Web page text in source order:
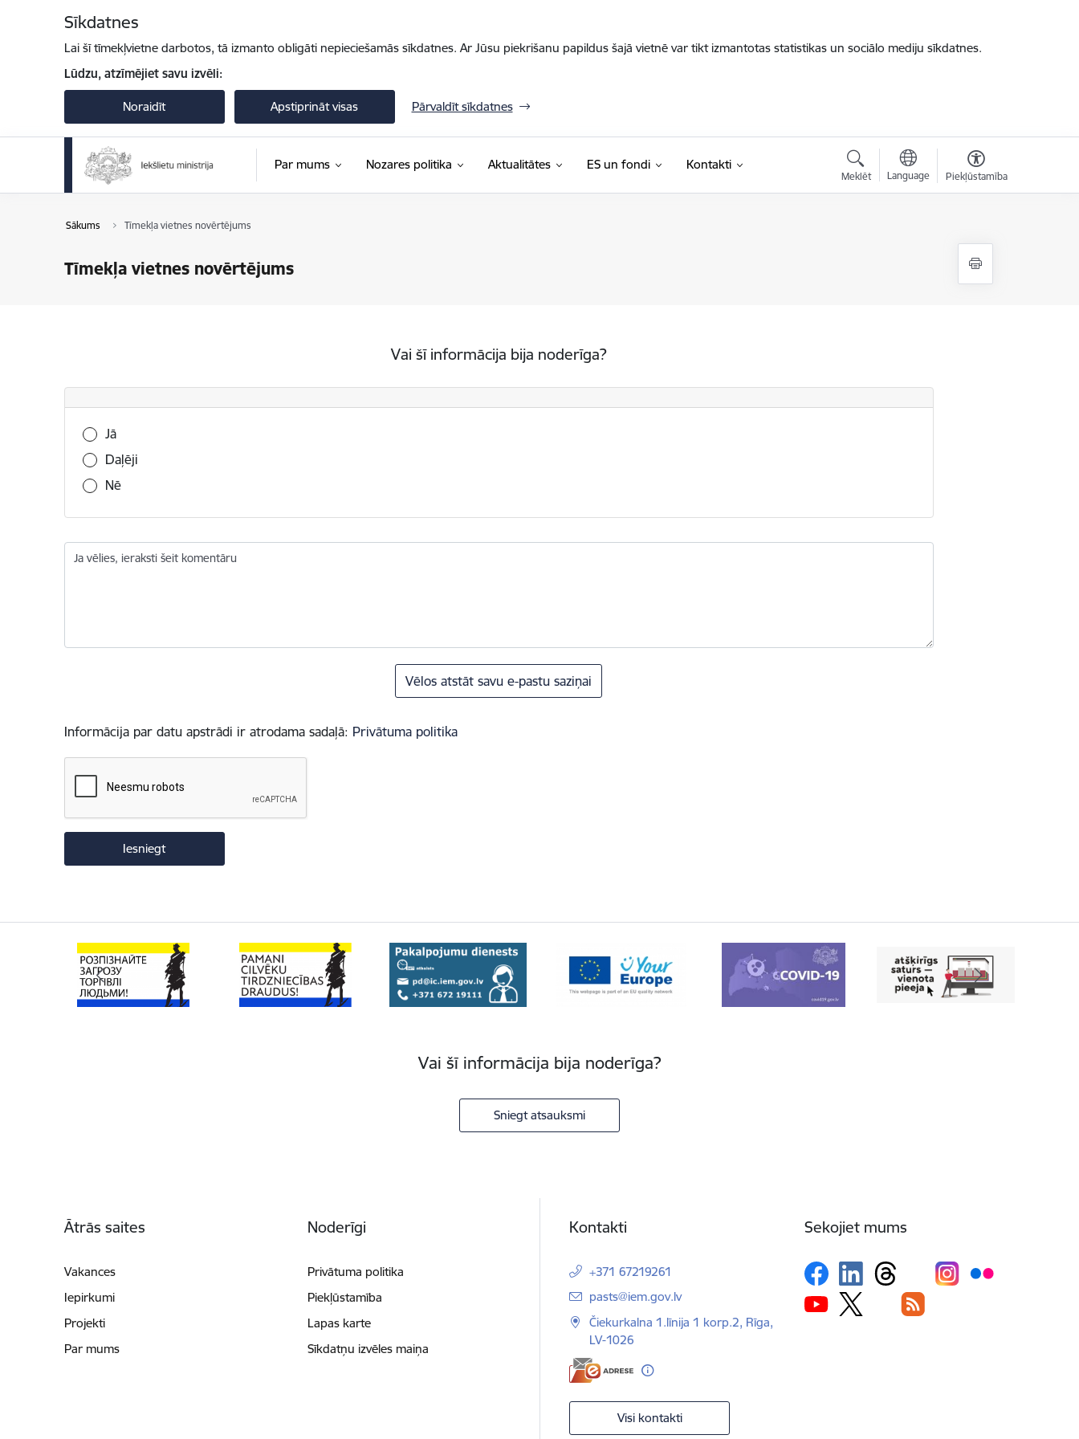
Sīkdatnes
Lai šī tīmekļvietne darbotos, tā izmanto obligāti nepieciešamās sīkdatnes. Ar Jūsu piekrišanu papildus šajā vietnē var tikt izmantotas statistikas un sociālo mediju sīkdatnes.
Lūdzu, atzīmējiet savu izvēli:
Noraidīt Apstiprināt visas Pārvaldīt sīkdatnes
Par mums Nozares politika Aktualitātes ES un fondi Kontakti
Meklēt Language Piekļūstamība
Sākums Tīmekļa vietnes novērtējums
Tīmekļa vietnes novērtējums
Vai šī informācija bija noderīga?
Vai šī informācija bija noderīga?
Jā
Daļēji
Nē
Ja vēlies, ieraksti šeit komentāru
Vēlos atstāt savu e-pastu saziņai
Informācija par datu apstrādi ir atrodama sadaļā: Privātuma politika
Vai šī informācija bija noderīga?
Sniegt atsauksmi
Ātrās saites
Vakances
Iepirkumi
Projekti
Par mums
Noderīgi
Privātuma politika
Piekļūstamība
Lapas karte
Sīkdatņu izvēles maiņa
Kontakti
+371 67219261
E-pasts:
pasts@iem.gov.lv
Čiekurkalna 1.līnija 1 korp.2, Rīga,
LV-1026
Visi kontakti
Sekojiet mums